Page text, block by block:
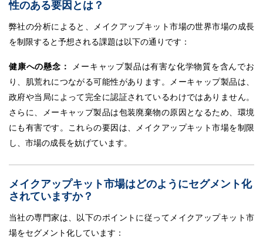
性のある要因とは？
弊社の分析によると、メイクアップキット市場の世界市場の成長
を制限すると予想される課題は以下の通りです：
健康への懸念： メーキャップ製品は有害な化学物質を含んでお
り、肌荒れにつながる可能性があります。メーキャップ製品は、
政府や当局によって完全に認証されているわけではありません。
さらに、メーキャップ製品は包装廃棄物の原因となるため、環境
にも有害です。これらの要因は、メイクアップキット市場を制限
し、市場の成長を妨げています。
メイクアップキット市場はどのようにセグメント化
されていますか？
当社の専門家は、以下のポイントに従ってメイクアップキット市
場をセグメント化しています：